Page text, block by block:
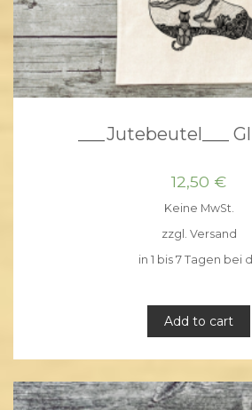
___Jutebeutel___
12,50 €
Keine MwSt.
zzgl. Versand
in 1 bis 7 Tagen bei
Add to cart